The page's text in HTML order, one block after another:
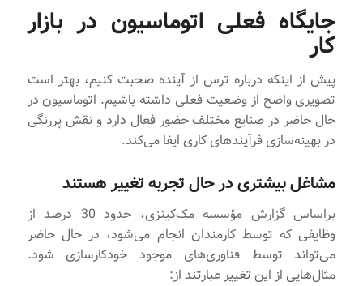
جایگاه فعلی اتوماسیون در بازار
کار
پیش از اینکه درباره ترس از آینده صحبت کنیم، بهتر است
تصویری واضح از وضعیت فعلی داشته باشیم. اتوماسیون در
حال حاضر در صنایع مختلف حضور فعال دارد و نقش پررنگی
در بهینه‌سازی فرآیندهای کاری ایفا می‌کند.
مشاغل بیشتری در حال تجربه تغییر هستند
براساس گزارش مؤسسه مک‌کینزی، حدود 30 درصد از
وظایفی که توسط کارمندان انجام می‌شود، در حال حاضر
می‌تواند توسط فناوری‌های موجود خودکارسازی شود.
مثال‌هایی از این تغییر عبارتند از: